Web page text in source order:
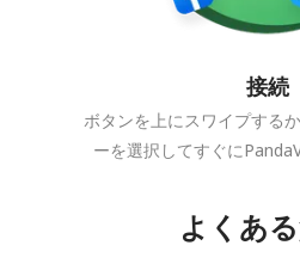
接続
ボタンを上にスワイプする
ーを選択してすぐに
よくあ